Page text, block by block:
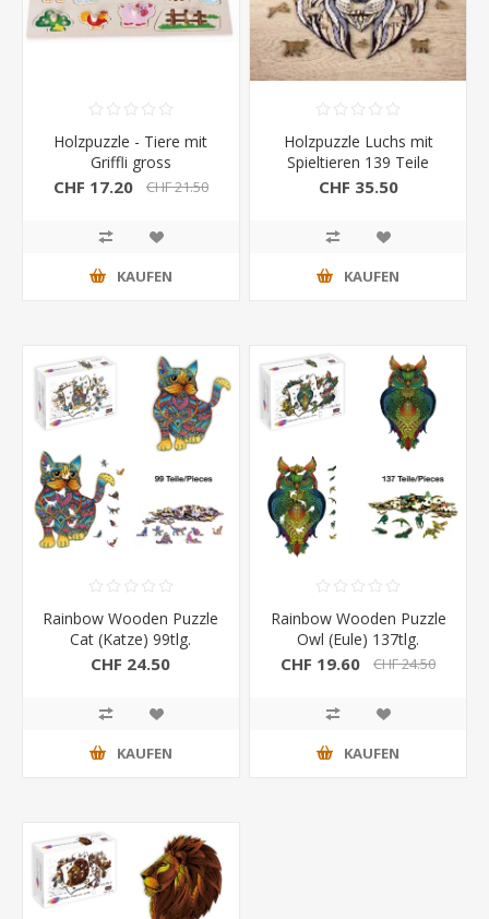
Holzpuzzle - Tiere mit
Griffli gross
CHF 17.20 CHF 21.50
KAUFEN
Holzpuzzle Luchs mit
Spieltieren 139 Teile
CHF 35.50
KAUFEN
Rainbow Wooden Puzzle
Cat (Katze) 99tlg.
CHF 24.50
KAUFEN
Rainbow Wooden Puzzle
Owl (Eule) 137tlg.
CHF 19.60 CHF 24.50
KAUFEN